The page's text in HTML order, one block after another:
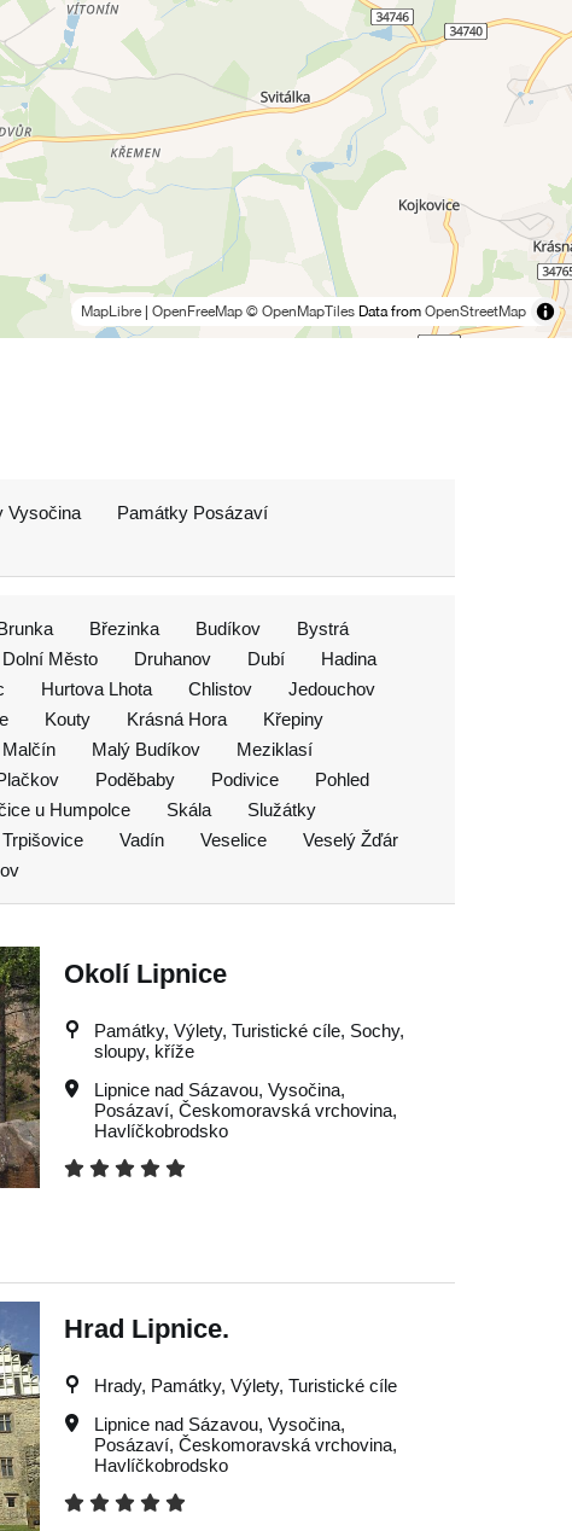
MapLibre OpenFreeMap © OpenMapTiles Data from OpenStreetMap
Vysočina
Památky Posázaví
Březinka Budíkov
Bystrá
Dolní Město Druhanov Dubí
Hadina
Hurtova Lhota Chlistov
Jedouchov
Kouty Krásná Hora
Křepiny
Malčín Malý Budíkov
Meziklasí
Poděbaby Podivice
Pohled
u Humpolce Skála
Služátky
Trpišovice Vadín Veselice
Veselý Žďár
Okolí Lipnice
Památky, Výlety, Turistické cíle, Sochy,
sloupy, kříže
Lipnice nad Sázavou, Vysočina,
Posázaví, Českomoravská vrchovina,
Havlíčkobrodsko
Hrad Lipnice.
Hrady, Památky, Výlety, Turistické cíle
Lipnice nad Sázavou, Vysočina,
Posázaví, Českomoravská vrchovina,
Havlíčkobrodsko